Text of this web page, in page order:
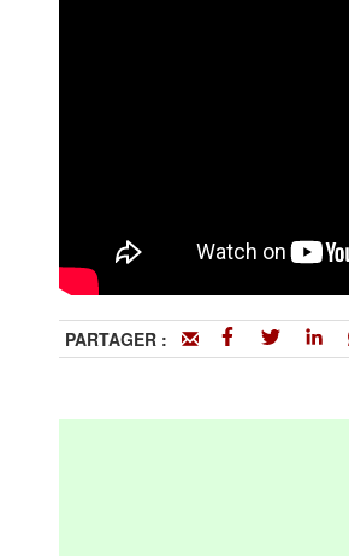
PARTAGER :